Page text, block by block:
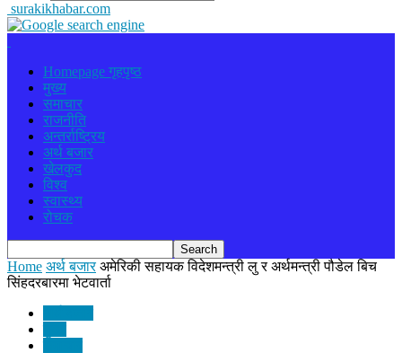
surakikhabar.com
Homepage गृहपृष्ठ
मुख्य
समाचार
राजनीति
अन्तर्राष्ट्रिय
अर्थ बजार
खेलकुद
विश्व
स्वास्थ्य
रोचक
Home अर्थ बजार अमेरिकी सहायक विदेशमन्त्री लु र अर्थमन्त्री पौडेल बिच
सिंहदरबारमा भेटवार्ता